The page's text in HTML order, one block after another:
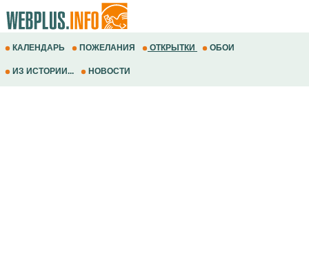
КАЛЕНДАРЬ ПОЖЕЛАНИЯ ОТКРЫТКИ ОБОИ
ИЗ ИСТОРИИ... НОВОСТИ